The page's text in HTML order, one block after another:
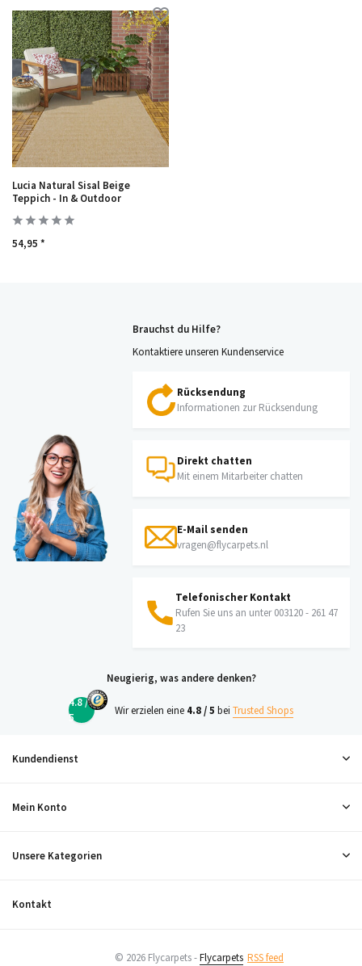
Lucia Natural Sisal Beige
Teppich - In & Outdoor
54,95 *
Brauchst du Hilfe?
Kontaktiere unseren Kundenservice
Rücksendung
Informationen zur Rücksendung
Direkt chatten
Mit einem Mitarbeiter chatten
E-Mail senden
vragen@flycarpets.nl
Telefonischer Kontakt
Rufen Sie uns an unter 003120 - 261 47
23
Neugierig, was andere denken?
4.8 /
5
Wir erzielen eine 4.8 / 5 bei Trusted Shops
Kundendienst
Mein Konto
Unsere Kategorien
Kontakt
© 2026 Flycarpets -Flycarpets RSS feed